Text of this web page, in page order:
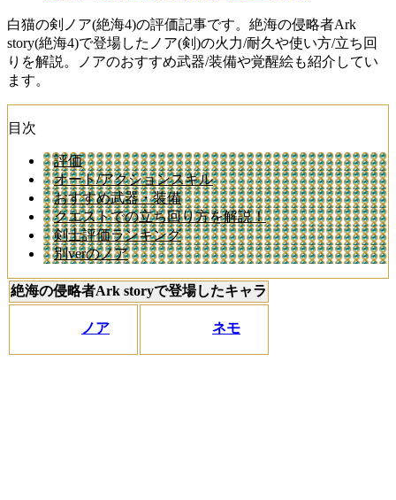
白猫の剣ノア(絶海4)の評価記事です。絶海の侵略者Ark
story(絶海4)で登場したノア(剣)の火力/耐久や使い方/立ち回
りを解説。ノアのおすすめ武器/装備や覚醒絵も紹介してい
ます。
目次
評価
オート/アクションスキル
おすすめ武器・装備
クエストでの立ち回り方を解説！
剣士評価ランキング
別verのノア
絶海の侵略者Ark storyで登場したキャラ
ノア ネモ